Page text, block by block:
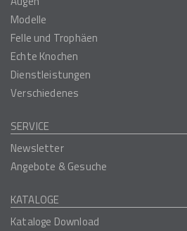
Modelle
Felle und Trophäen
Echte Knochen
Dienstleistungen
Verschiedenes
SERVICE
Newsletter
Angebote & Gesuche
KATALOGE
Kataloge Download